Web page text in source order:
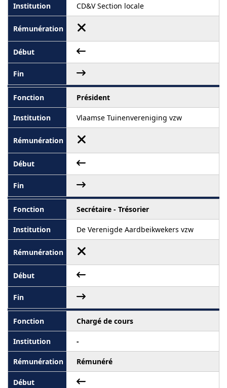
CD&V Section locale
Président
Vlaamse Tuinenvereniging vzw
Secrétaire - Trésorier
De Verenigde Aardbeikwekers vzw
Chargé de cours
-
Rémunéré